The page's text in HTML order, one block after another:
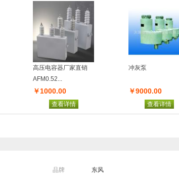
高压电容器厂家直销
AFM0.52...
￥1000.00
查看详情
冲灰泵
￥9000.00
查看详情
品牌 东风